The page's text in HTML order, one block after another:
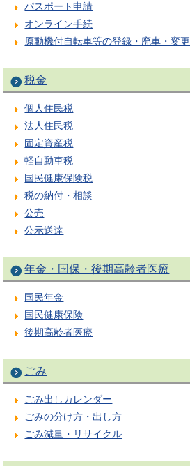
パスポート申請
オンライン手続
原動機付自転車等の登録・廃車・変更
税金
個人住民税
法人住民税
固定資産税
軽自動車税
国民健康保険税
税の納付・相談
公売
公示送達
年金・国保・後期高齢者医療
国民年金
国民健康保険
後期高齢者医療
ごみ
ごみ出しカレンダー
ごみの分け方・出し方
ごみ減量・リサイクル